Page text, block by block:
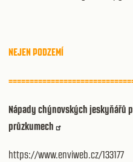
NEJEN PODZEMÍ
Nápady chýnovských jeskyňářů
průzkumech
https://www.enviweb.cz/133177